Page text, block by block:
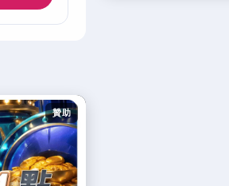
贊助